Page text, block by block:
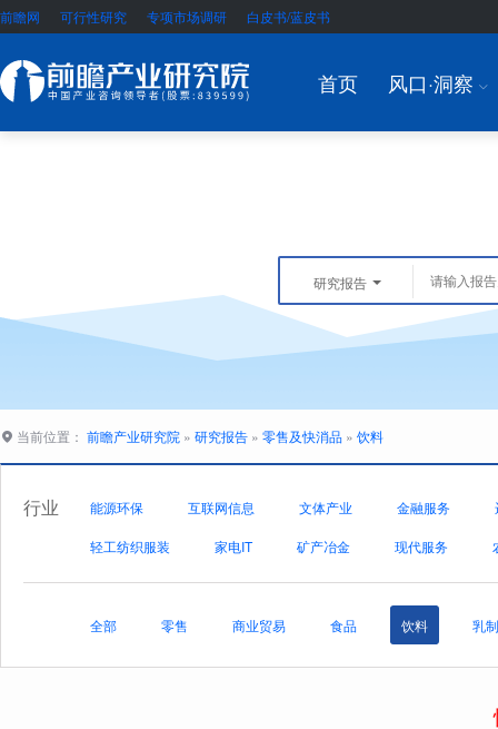
前瞻网 可行性研究 专项市场调研 白皮书/蓝皮书
首页 风口·洞察 I
研究报告
当前位置： 前瞻产业研究院 » 研究报告 » 零售及快消品 » 饮料
行业 能源环保 互联网信息 文体产业 金融服务
轻工纺织服装 家电IT 矿产冶金 现代服务
全部 零售 商业贸易 食品 饮料 乳